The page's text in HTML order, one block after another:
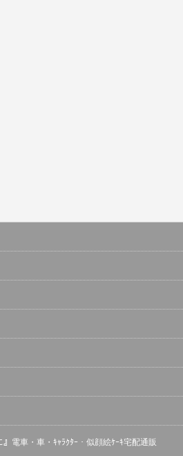
』電車・車・ｷｬﾗｸﾀｰ・似顔絵ｹｰｷ宅配通販